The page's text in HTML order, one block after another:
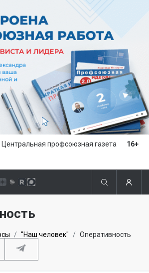
Центральная профсоюзная газета 16+
"Наш человек" Оперативность